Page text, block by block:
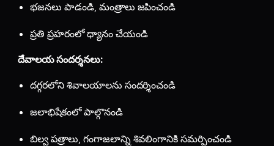
భజనలు పాడండి, మంత్రాలు జపించండి
ప్రతి ప్రహరంలో ధ్యానం చేయండి
దేవాలయ సందర్శనలు:
దగ్గరలోని శివాలయాలను సందర్శించండి
జలాభిషేకంలో పాల్గొనండి
బిల్వ పత్రాలు, గంగాజలాన్ని శివలింగానికి సమర్పించండి